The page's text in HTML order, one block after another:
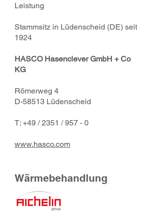
Leistung
Stammsitz in Lüdenscheid (DE) seit
1924
HASCO Hasenclever GmbH + Co
KG
Römerweg 4
D-58513 Lüdenscheid
T: +49 / 2351 / 957 - 0
www.hasco.com
Wärmebehandlung